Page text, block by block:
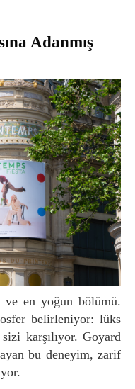
belirleniyor: lüks
karşılıyor. Goyard
bu deneyim, zarif